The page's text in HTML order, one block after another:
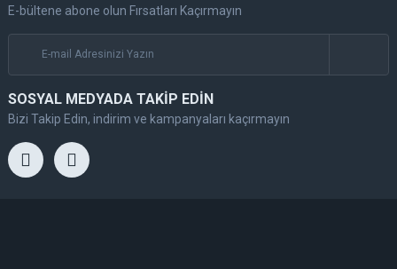
E-bültene abone olun Fırsatları Kaçırmayın
SOSYAL MEDYADA TAKİP EDİN
Bizi Takip Edin, indirim ve kampanyaları kaçırmayın